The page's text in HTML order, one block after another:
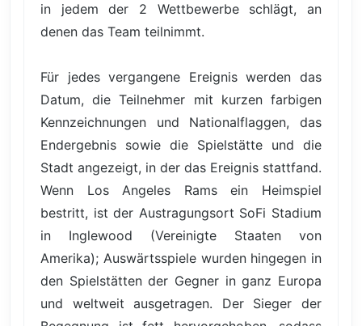
in jedem der 2 Wettbewerbe schlägt, an
denen das Team teilnimmt.
Für jedes vergangene Ereignis werden das
Datum, die Teilnehmer mit kurzen farbigen
Kennzeichnungen und Nationalflaggen, das
Endergebnis sowie die Spielstätte und die
Stadt angezeigt, in der das Ereignis stattfand.
Wenn Los Angeles Rams ein Heimspiel
bestritt, ist der Austragungsort SoFi Stadium
in Inglewood (Vereinigte Staaten von
Amerika); Auswärtsspiele wurden hingegen in
den Spielstätten der Gegner in ganz Europa
und weltweit ausgetragen. Der Sieger der